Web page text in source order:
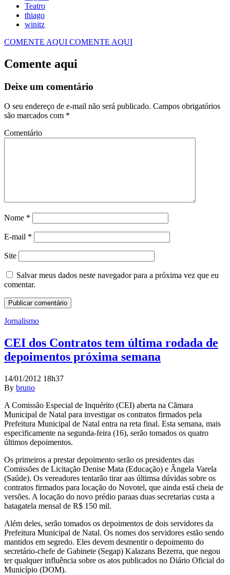
Teatro
thiago
winitz
COMENTE AQUI COMENTE AQUI
Comente aqui
Deixe um comentário
O seu endereço de e-mail não será publicado. Campos obrigatórios
são marcados com *
Comentário
Nome *
E-mail *
Site
Salvar meus dados neste navegador para a próxima vez que eu
comentar.
Jornalismo
CEI dos Contratos tem última rodada de
depoimentos próxima semana
14/01/2012 18h37
By bruno
A Comissão Especial de Inquérito (CEI) aberta na Cãmara
Municipal de Natal para investigar os contratos firmados pela
Prefeitura Municipal de Natal entra na reta final. Esta semana, mais
especificamente na segunda-feira (16), serão tomados os quatro
últimos depoimentos.
Os primeiros a prestar depoimento serão os presidentes das
Comissões de Licitação Denise Mata (Educação) e Ângela Varela
(Saúde). Os vereadores tentarão tirar aas últimsa dúvidas sobre os
contratos firmados para locação do Novotel, que ainda está cheia de
versões. A locação do novo prédio paraas duas secretarias custa a
batagatela mensal de R$ 150 mil.
Além deles, serão tomados os depoimentos de dois servidores da
Prefeitura Municipal de Natal. Os nomes dos servidores estão sendo
mantidos em segredo. Eles devem desmentir o depoimento do
secretário-chefe de Gabinete (Segap) Kalazans Bezerra, que negou
ter qualquer influência sobre os atos publicados no Diário Oficial do
Município (DOM).